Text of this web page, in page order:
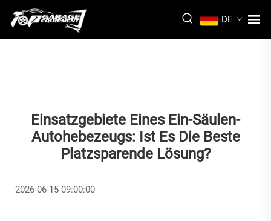
DE
Einsatzgebiete Eines Ein-Säulen-
Autohebezeugs: Ist Es Die Beste
Platzsparende Lösung?
2026-06-15 09:00:00